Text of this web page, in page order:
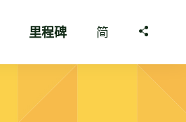
里程碑 简 分享至